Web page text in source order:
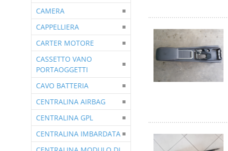
CAMERA
CAPPELLIERA
CARTER MOTORE
CASSETTO VANO
PORTAOGGETTI
CAVO BATTERIA
CENTRALINA AIRBAG
CENTRALINA GPL
CENTRALINA IMBARDATA